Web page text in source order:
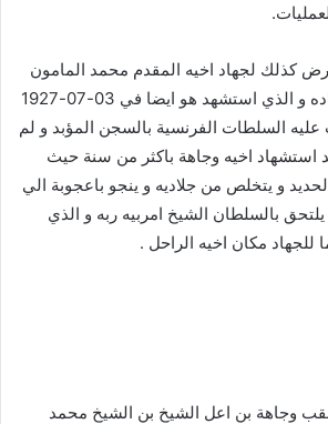
كذلك لجهاد اخيه المقدم محمد المامون
الذي خلفه بعد استشهاده و الذي استشهد هو ايضا في 03-07-1927
السلطات الفرنسية بالسجن المؤبد و لم
استشهاد اخيه وجاهة باكثر من سنة حيث
و يتخلص من جلاديه و ينجو باعجوبة الي
بالسلطان الشيخ امربيه ربه و الذي
للجهاد مكان اخيه الراحل .
وجاهة بن اعل الشيخ بن الشيخ محمد